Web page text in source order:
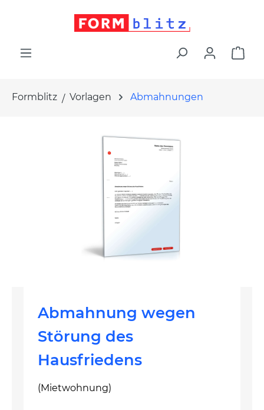
Formblitz Vorlagen Abmahnungen
Abmahnung wegen
Störung des
Hausfriedens
(Mietwohnung)